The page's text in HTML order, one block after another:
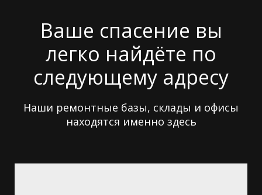
Ваше спасение вы
легко найдёте по
следующему адресу
Наши ремонтные базы, склады и офисы
находятся именно здесь